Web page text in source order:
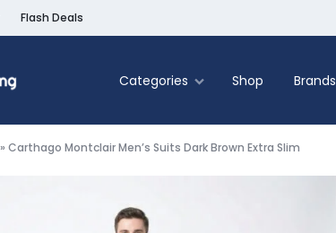
Flash Deals
Categories Shop Brands
» Carthago Montclair Men’s Suits Dark Brown Extra Slim